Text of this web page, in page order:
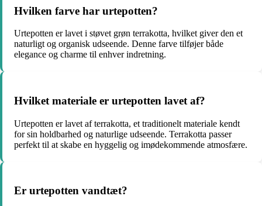
Hvilken farve har urtepotten?
Urtepotten er lavet i støvet grøn terrakotta, hvilket giver den et
naturligt og organisk udseende. Denne farve tilføjer både
elegance og charme til enhver indretning.
Hvilket materiale er urtepotten lavet af?
Urtepotten er lavet af terrakotta, et traditionelt materiale kendt
for sin holdbarhed og naturlige udseende. Terrakotta passer
perfekt til at skabe en hyggelig og imødekommende atmosfære.
Er urtepotten vandtæt?